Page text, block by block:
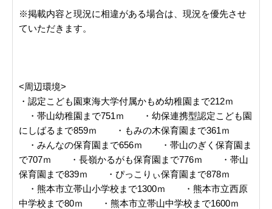
※掲載内容と現況に相違がある場合は、現況を優先させ
ていただきます。
<周辺環境>
・認定こども園東海大学付属かもめ幼稚園まで212ｍ
・帯山幼稚園まで751ｍ ・幼保連携型認定こども園
にしばるまで859ｍ ・もみの木保育園まで361ｍ
・みんなの保育園まで656ｍ ・帯山のぎく保育園ま
で707ｍ ・長嶺かるがも保育園まで776ｍ ・帯山
保育園まで839ｍ ・ぴっこりぃ保育園まで878ｍ
・熊本市立帯山小学校まで1300ｍ ・熊本市立西原
中学校まで80ｍ ・熊本市立帯山中学校まで1600ｍ